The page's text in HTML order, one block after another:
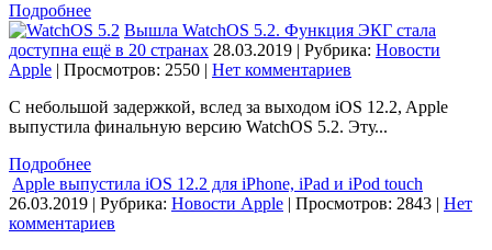
Подробнее
Вышла WatchOS 5.2. Функция ЭКГ стала
доступна ещё в 20 странах 28.03.2019 | Рубрика: Новости
Apple | Просмотров: 2550 | Нет комментариев
С небольшой задержкой, вслед за выходом iOS 12.2, Apple
выпустила финальную версию WatchOS 5.2. Эту...
Подробнее
Apple выпустила iOS 12.2 для iPhone, iPad и iPod touch
26.03.2019 | Рубрика: Новости Apple | Просмотров: 2843 | Нет
комментариев